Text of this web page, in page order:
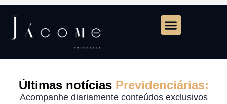
Últimas notícias Previdenciárias:
Acompanhe diariamente conteúdos exclusivos